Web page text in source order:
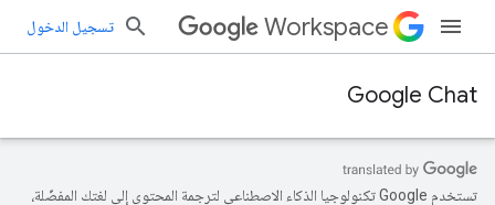
Workspace تسجيل الدخول
Google Chat
تستخدم Google تكنولوجيا الذكاء الاصطناعي لترجمة المحتوى إلى لغتك المفضّلة،